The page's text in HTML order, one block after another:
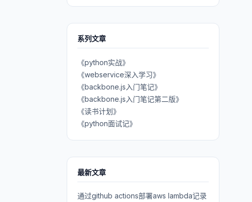
系列文章
《python实战》
《webservice深入学习》
《backbone.js入门笔记》
《backbone.js入门笔记第二版》
《读书计划》
《python面试记》
最新文章
通过github actions部署aws lambda记录